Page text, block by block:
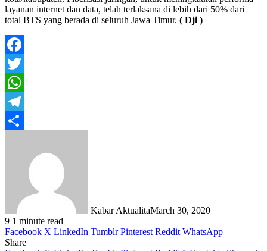
layanan internet dan data, telah terlaksana di lebih dari 50% dari
total BTS yang berada di seluruh Jawa Timur. ( Dji )
Facebook
Twitter
WhatsApp
Telegram
Kabar AktualitaMarch 30, 2020
9 1 minute read
Facebook X LinkedIn Tumblr Pinterest Reddit WhatsApp
Share